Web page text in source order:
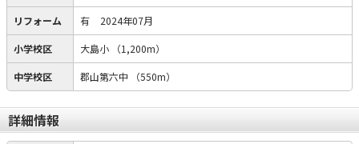
リフォーム 有 2024年07月
小学校区 大島小 （1,200m）
中学校区 郡山第六中 （550m）
詳細情報